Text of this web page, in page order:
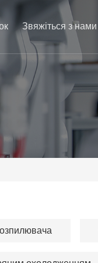
Звяжіться з нами